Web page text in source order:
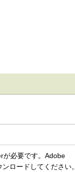
が必要です。Adobe
ロードしてください。